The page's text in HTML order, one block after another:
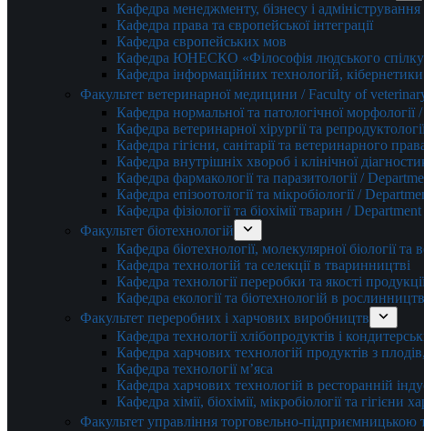
Кафедра менеджменту, бізнесу і адміністрування
Кафедра права та європейської інтеграції
Кафедра європейських мов
Кафедра ЮНЕСКО «Філософія людського
Кафедра інформаційних технологій, кібернетики
Факультет ветеринарної медицини / Faculty of
Кафедра нормальної та патологічної
Кафедра ветеринарної хірургії та
Кафедра гігієни, санітарії та ветеринарного
Кафедра внутрішніх хвороб і клінічної
Кафедра фармакології та паразитології /
Кафедра епізоотології та мікробіології /
Кафедра фізіології та біохімії тварин /
Факультет біотехнологій
Кафедра біотехнології, молекулярної біології та
Кафедра технологій та селекції в тваринництві
Кафедра технології переробки та якості
Кафедра екології та біотехнологій в
Факультет переробних і харчових виробництв
Кафедра технології хлібопродуктів і
Кафедра харчових технологій продуктів з
Кафедра технології м’яса
Кафедра харчових технологій в ресторанній
Кафедра хімії, біохімії, мікробіології та гігієни
Факультет управління торговельно-підприємницькою